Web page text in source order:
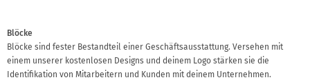
Blöcke
Blöcke sind fester Bestandteil einer Geschäftsausstattung. Versehen mit
einem unserer kostenlosen Designs und deinem Logo stärken sie die
Identifikation von Mitarbeitern und Kunden mit deinem Unternehmen.